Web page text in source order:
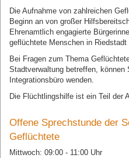
Die Aufnahme von zahlreichen
Beginn an von großer
Ehrenamtlich engagierte
geflüchtete Menschen in
Bei Fragen zum Thema
Stadtverwaltung betreffen,
Integrationsbüro wenden.
Die Flüchtlingshilfe ist ein Teil der
Offene Sprechstunde der
Geflüchtete
Mittwoch: 09:00 - 11:00 Uhr